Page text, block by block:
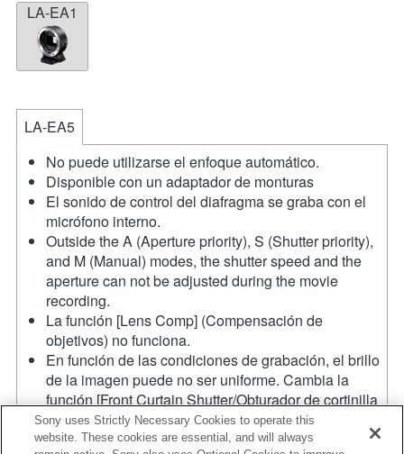
LA-EA1
LA-EA5
No puede utilizarse el enfoque automático.
Disponible con un adaptador de monturas
El sonido de control del diafragma se graba con el
micrófono interno.
Outside the A (Aperture priority), S (Shutter priority),
and M (Manual) modes, the shutter speed and the
aperture can not be adjusted during the movie
recording.
La función [Lens Comp] (Compensación de
objetivos) no funciona.
En función de las condiciones de grabación, el brillo
de la imagen puede no ser uniforme. Cambia la
función [Front Curtain Shutter/Obturador de cortinilla
frontal] a [Off/Apagado].
Si acoplas la [lente del tipo A-mount] usando un
Sony uses Strictly Necessary Cookies to operate this
website. These cookies are essential, and will always